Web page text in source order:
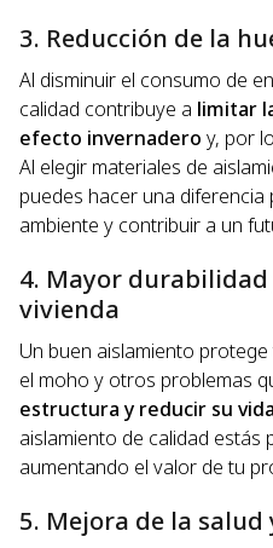
3. Reducción de la
Al disminuir el consumo de
calidad contribuye a limitar
efecto invernadero y, por
Al elegir materiales de
puedes hacer una diferencia
ambiente y contribuir a un
4. Mayor durabilidad
vivienda
Un buen aislamiento
el moho y otros problemas
estructura y reducir su
aislamiento de calidad
aumentando el valor de tu
5. Mejora de la